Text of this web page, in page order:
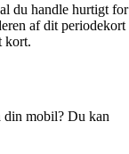
du handle hurtigt for
af dit periodekort
kort.
din mobil? Du kan